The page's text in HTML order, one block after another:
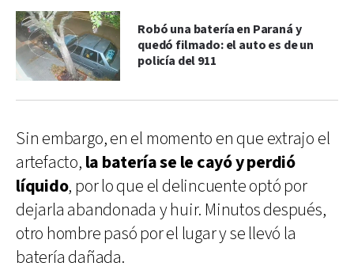
Robó una batería en Paraná y
quedó filmado: el auto es de un
policía del 911
Sin embargo, en el momento en que extrajo el
artefacto, la batería se le cayó y perdió
líquido, por lo que el delincuente optó por
dejarla abandonada y huir. Minutos después,
otro hombre pasó por el lugar y se llevó la
batería dañada.